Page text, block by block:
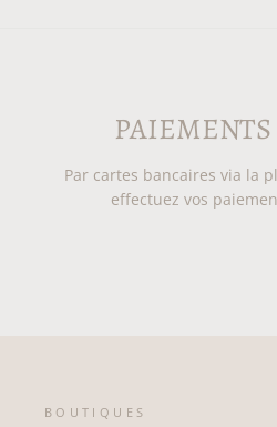
Par cartes bancaires via la
effectuez vos
BOUTIQUES